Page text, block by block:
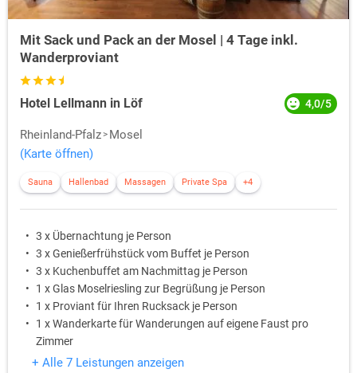
Mit Sack und Pack an der Mosel | 4 Tage inkl.
Wanderproviant
Hotel Lellmann in Löf 4,0/5
Rheinland-Pfalz
Mosel
(Karte öffnen)
Sauna Hallenbad Massagen Private Spa +4
3 x Übernachtung je Person
3 x Genießerfrühstück vom Buffet je Person
3 x Kuchenbuffet am Nachmittag je Person
1 x Glas Moselriesling zur Begrüßung je Person
1 x Proviant für Ihren Rucksack je Person
1 x Wanderkarte für Wanderungen auf eigene Faust pro
Zimmer
+ Alle 7 Leistungen anzeigen